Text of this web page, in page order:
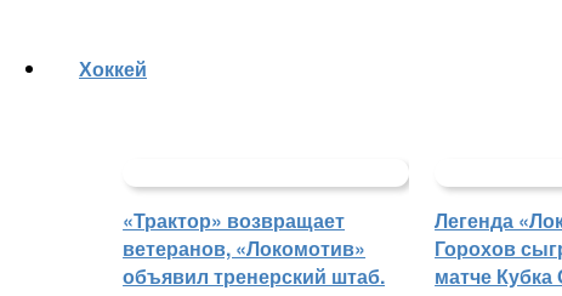
Хоккей
«Трактор» возвращает
ветеранов, «Локомотив»
объявил тренерский штаб.
Легенда
Горохов
матче Кубка